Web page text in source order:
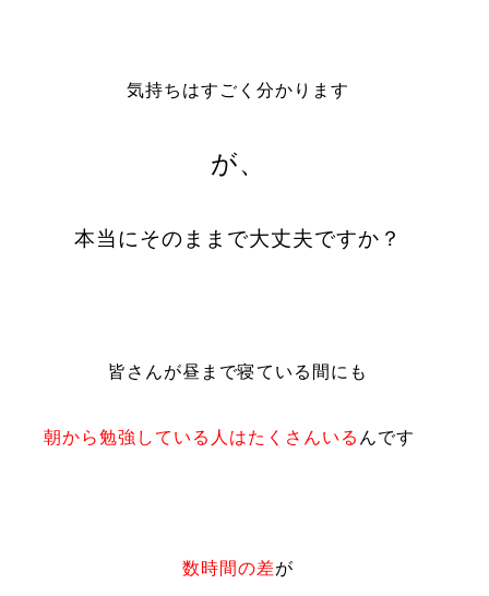
気持ちはすごく分かります
が、
本当にそのままで大丈夫ですか？
皆さんが昼まで寝ている間にも
朝から勉強している人はたくさんいる んです
数時間の差が